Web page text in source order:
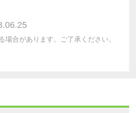
合があります。ご了承ください。